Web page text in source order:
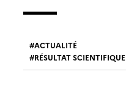
ACTUALITÉ
RÉSULTAT SCIENTIFIQUE